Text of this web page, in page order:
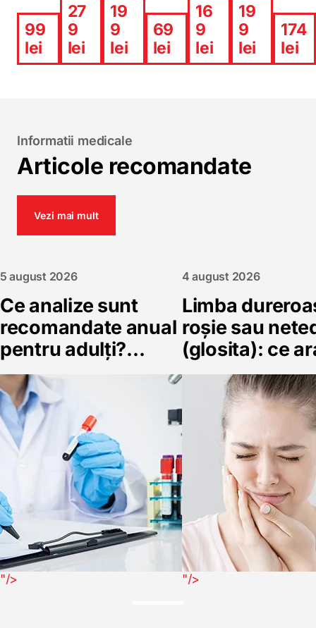
99
lei
27
9
lei
19
9
lei
69
lei
16
9
lei
19
9
lei
174
lei
Informatii medicale
Articole recomandate
Vezi mai mult
5 august 2026
Ce analize sunt
recomandate anual
pentru adulți?
Ghidul complet al
controlului
preventiv
"/>
4 august 2026
Limba
roșie sau
(glosita): ce
deficitele de
acid folic și
"/>